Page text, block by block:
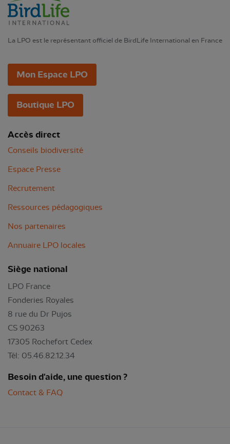
La LPO est le représentant officiel de BirdLife International en France
Mon Espace LPO
Boutique LPO
Accès direct
Conseils biodiversité
Espace Presse
Recrutement
Ressources pédagogiques
Nos partenaires
Annuaire LPO locales
Siège national
LPO France
Fonderies Royales
8 rue du Dr Pujos
CS 90263
17305 Rochefort Cedex
Tél: 05.46.82.12.34
Besoin d'aide, une question ?
Contact & FAQ